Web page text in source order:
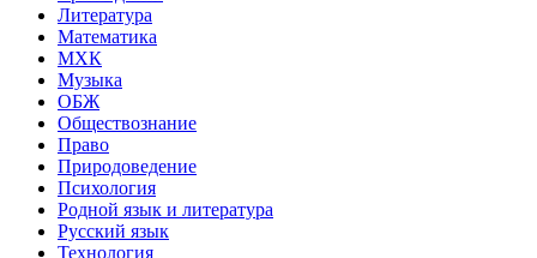
Литература
Математика
МХК
Музыка
ОБЖ
Обществознание
Право
Природоведение
Психология
Родной язык и литература
Русский язык
Технология